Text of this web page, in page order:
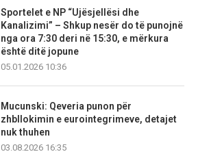
Sportelet e NP “Ujësjellësi dhe
Kanalizimi” – Shkup nesër do të punojnë
nga ora 7:30 deri në 15:30, e mërkura
është ditë jopune
05.01.2026 10:36
Mucunski: Qeveria punon për
zhbllokimin e eurointegrimeve, detajet
nuk thuhen
03.08.2026 16:35